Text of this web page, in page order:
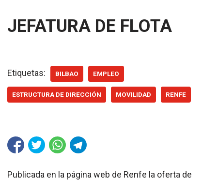
JEFATURA DE FLOTA
Etiquetas: BILBAO EMPLEO
ESTRUCTURA DE DIRECCIÓN MOVILIDAD RENFE
Publicada en la página web de Renfe la oferta de